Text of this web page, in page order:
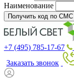
Наименование
Получить код по СМС
+7 (495) 785-17-67
Заказать звонок